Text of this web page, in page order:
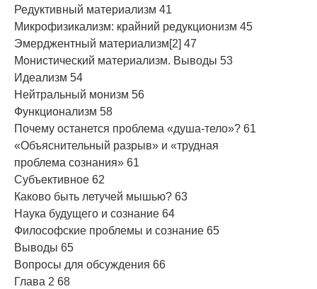
Редуктивный материализм 41
Микрофизикализм: крайний редукционизм 45
Эмерджентный материализм[2] 47
Монистический материализм. Выводы 53
Идеализм 54
Нейтральный монизм 56
Функционализм 58
Почему останется проблема «душа-тело»? 61
«Объяснительный разрыв» и «трудная
проблема сознания» 61
Субъективное 62
Каково быть летучей мышью? 63
Наука будущего и сознание 64
Философские проблемы и сознание 65
Выводы 65
Вопросы для обсуждения 66
Глава 2 68